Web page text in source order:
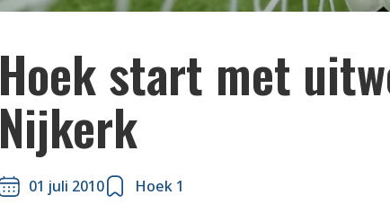
Hoek start met
Nijkerk
01 juli 2010
Hoek 1